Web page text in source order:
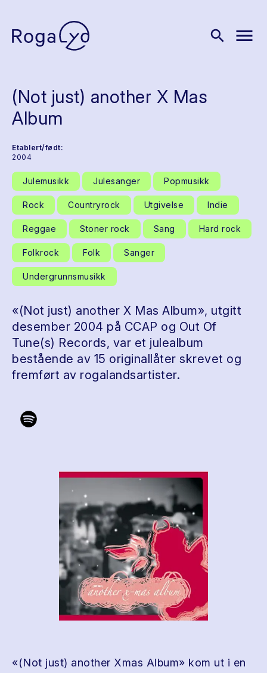
search menu
(Not just) another X Mas
Album
Etablert/født:
2004
Julemusikk Julesanger Popmusikk
Rock Countryrock Utgivelse Indie
Reggae Stoner rock Sang Hard rock
Folkrock Folk Sanger
Undergrunnsmusikk
«(Not just) another X Mas Album», utgitt
desember 2004 på CCAP og Out Of
Tune(s) Records, var et julealbum
bestående av 15 originallåter skrevet og
fremført av rogalandsartister.
«(Not just) another Xmas Album» kom ut i en